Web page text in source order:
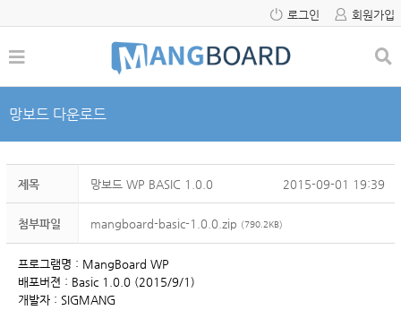
로그인 회원가입
망보드 다운로드
제목 망보드 WP BASIC 1.0.0 2015-09-01 19:39
첨부파일 mangboard-basic-1.0.0.zip (790.2KB)
프로그램명 : MangBoard WP
배포버젼 : Basic 1.0.0 (2015/9/1)
개발자 : SIGMANG